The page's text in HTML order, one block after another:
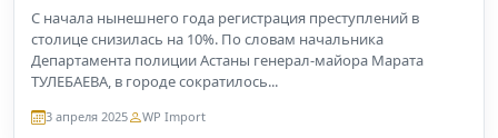
С начала нынешнего года регистрация преступлений в
столице снизилась на 10%. По словам начальника
Департамента полиции Астаны генерал-майора Марата
ТУЛЕБАЕВА, в городе сократилось...
3 апреля 2025 WP Import